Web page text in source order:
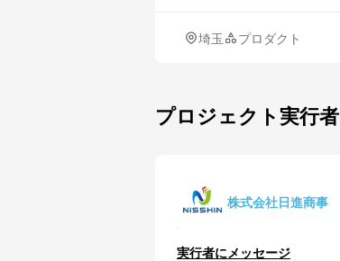
埼玉 プロダクト
プロジェクト実行者
株式会社日進商事
実行者にメッセージ